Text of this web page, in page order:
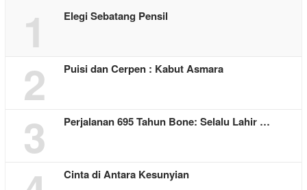
1 Elegi Sebatang Pensil
2 Puisi dan Cerpen : Kabut Asmara
3 Perjalanan 695 Tahun Bone: Selalu Lahir …
Cinta di Antara Kesunyian